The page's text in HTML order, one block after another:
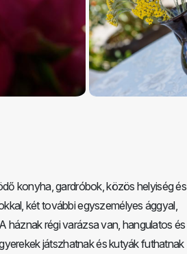
konyha, gardróbok, közös helyiség és
két további egyszemélyes ággyal,
háznak régi varázsa van, hangulatos és
játszhatnak és kutyák futhatnak